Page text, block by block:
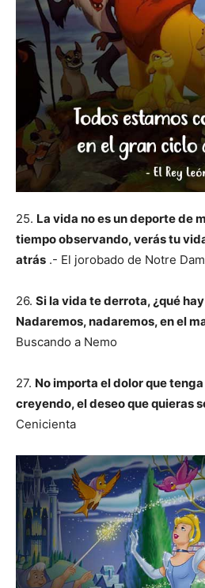
25. La vida no es un deporte de
tiempo observando, verás tu
atrás .- El jorobado de Notre
26. Si la vida te derrota, ¿qué
Nadaremos, nadaremos, en el
Buscando a Nemo
27. No importa el dolor que
creyendo, el deseo que quieras
Cenicienta